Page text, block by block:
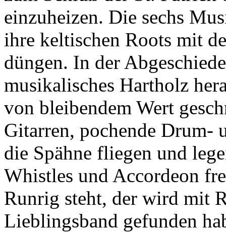
einzuheizen. Die sechs
ihre keltischen Roots mit
düngen. In der
musikalisches Hartholz
von bleibendem Wert
Gitarren, pochende Drum-
die Spähne fliegen und
Whistles und Accordeon
Runrig steht, der wird mit
Lieblingsband gefunden